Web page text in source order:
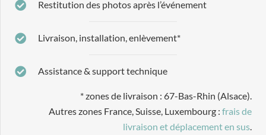
Restitution des photos après l’événement
Livraison, installation, enlèvement*
Assistance & support technique
* zones de livraison : 67-Bas-Rhin (Alsace).
Autres zones France, Suisse, Luxembourg : frais de
livraison et déplacement en sus.